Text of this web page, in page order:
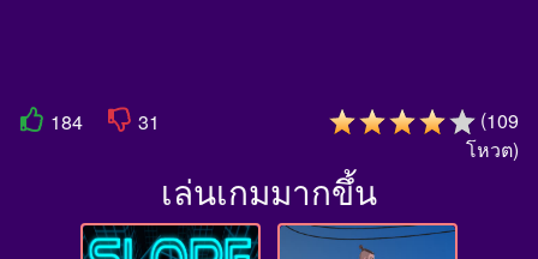
184 31 (109
โหวต)
เล่นเกมมากขึ้น